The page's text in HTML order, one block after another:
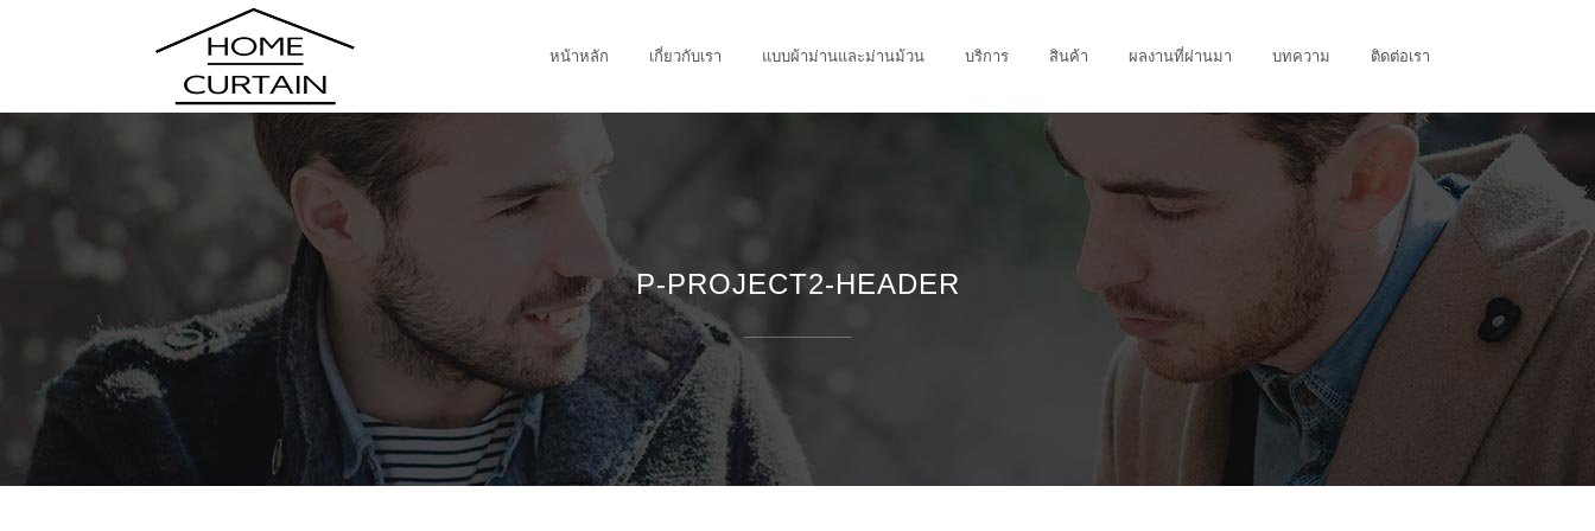
หน้าหลัก เกี่ยวกับเรา แบบผ้าม่านและม่านม้วน บริการ สินค้า ผลงานที่ผ่านมา บทความ ติดต่อเรา
P-PROJECT2-HEADER